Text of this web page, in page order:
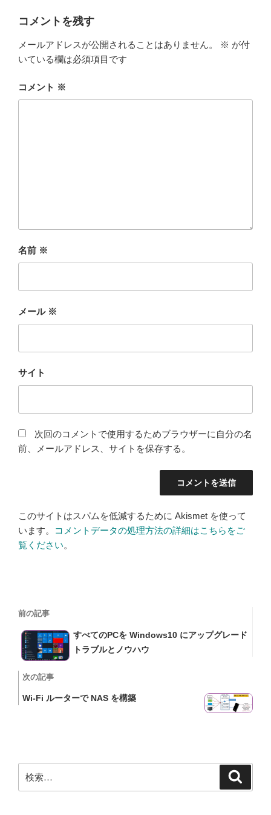
コメントを残す
メールアドレスが公開されることはありません。 ※ が付
いている欄は必須項目です
コメント ※
名前 ※
メール ※
サイト
次回のコメントで使用するためブラウザーに自分の名
前、メールアドレス、サイトを保存する。
このサイトはスパムを低減するために Akismet を使って
います。
コメントデータの処理方法の詳細はこちらをご
覧ください。
投
稿
ナ
ビ
ゲ
ョ
ン
過
去
の
投
稿
前の記事
すべてのPCを Windows10 にアップグレード
トラブルとノウハウ
次
次の記事
Wi-Fi ルーターで NAS を構築
索: